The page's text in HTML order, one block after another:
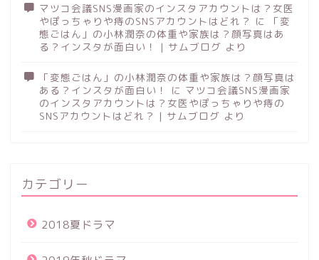
マツコ会議SNS漫画家のインスタアカウントは？女医
やぽっちゃりや痔のSNSアカウントはどれ？ に
「変
態ごはん」の小林潤奈の体重や家族は？顔写真はあ
る？インスタが面白い！ | サムブログ より
「変態ごはん」の小林潤奈の体重や家族は？顔写真は
ある？インスタが面白い！
に マツコ会議SNS漫画家
のインスタアカウントは？女医やぽっちゃりや痔の
SNSアカウントはどれ？ | サムブログ より
カテゴリー
2018夏ドラマ